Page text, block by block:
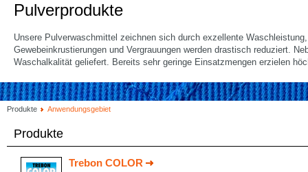
Pulverprodukte
Unsere Pulverwaschmittel zeichnen sich durch exzellente
Gewebeinkrustierungen und Vergrauungen werden drastisch reduziert.
Waschalkalität geliefert. Bereits sehr geringe Einsatzmengen erzielen
Produkte Anwendungsgebiet
Produkte
Trebon COLOR